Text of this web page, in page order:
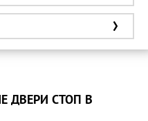
ДВЕРИ СТОП В